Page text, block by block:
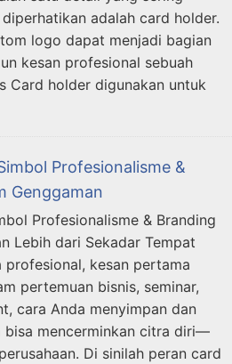
adalah card holder.
logo dapat menjadi bagian
kesan profesional sebuah
Card holder digunakan untuk
Profesionalisme &
Genggaman
Profesionalisme & Branding
Lebih dari Sekadar Tempat
profesional, kesan pertama
pertemuan bisnis, seminar,
cara Anda menyimpan dan
bisa mencerminkan citra diri—
Di sinilah peran card